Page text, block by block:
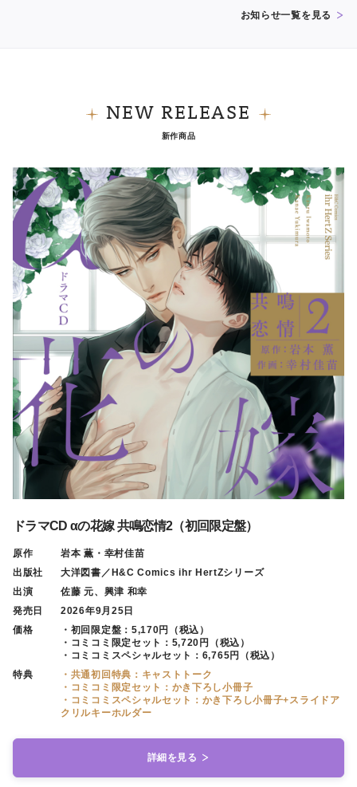
お知らせ一覧を見る
NEW RELEASE
新作商品
ドラマCD αの花嫁 共鳴恋情2（初回限定盤）
原作
岩本 薫・幸村佳苗
出版社
大洋図書／H&C Comics ihr HertZシリーズ
出演
佐藤 元、興津 和幸
発売日
2026年9月25日
価格
・初回限定盤：5,170円（税込）
・コミコミ限定セット：5,720円（税込）
・コミコミスペシャルセット：6,765円（税込）
特典
・共通初回特典：キャストトーク
・コミコミ限定セット：かき下ろし小冊子
・コミコミスペシャルセット：かき下ろし小冊子+スライドア
クリルキーホルダー
詳細を見る